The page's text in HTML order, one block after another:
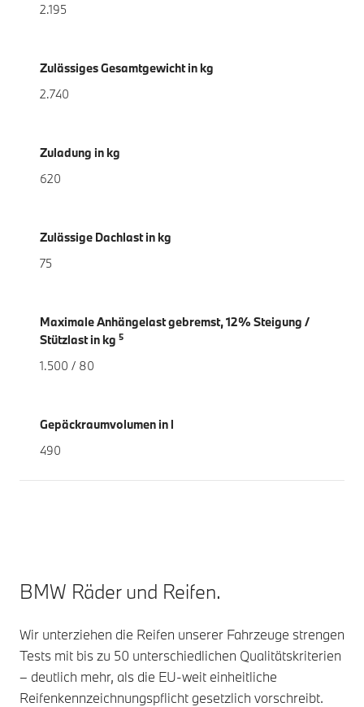
2.195
Zulässiges Gesamtgewicht in kg
2.740
Zuladung in kg
620
Zulässige Dachlast in kg
75
Maximale Anhängelast gebremst, 12% Steigung /
Stützlast in kg 5
1.500 / 80
Gepäckraumvolumen in l
490
BMW Räder und Reifen.
Wir unterziehen die Reifen unserer Fahrzeuge strengen
Tests mit bis zu 50 unterschiedlichen Qualitätskriterien
– deutlich mehr, als die EU-weit einheitliche
Reifenkennzeichnungspflicht gesetzlich vorschreibt.